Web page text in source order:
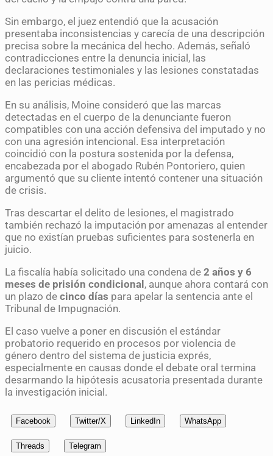
Sin embargo, el juez entendió que la acusación
presentaba inconsistencias y carecía de una descripción
precisa sobre la mecánica del hecho. Además, señaló
contradicciones entre la denuncia inicial, las
declaraciones testimoniales y las lesiones constatadas
en las pericias médicas.
En su análisis, Moine consideró que las marcas
detectadas en el cuerpo de la denunciante fueron
compatibles con una acción defensiva del imputado y no
con una agresión intencional. Esa interpretación
coincidió con la postura sostenida por la defensa,
encabezada por el abogado Rubén Pontoriero, quien
argumentó que su cliente intentó contener una situación
de crisis.
Tras descartar el delito de lesiones, el magistrado
también rechazó la imputación por amenazas al entender
que no existían pruebas suficientes para sostenerla en
juicio.
La fiscalía había solicitado una condena de 2 años y 6
meses de prisión condicional , aunque ahora contará con
un plazo de cinco días para apelar la sentencia ante el
Tribunal de Impugnación.
El caso vuelve a poner en discusión el estándar
probatorio requerido en procesos por violencia de
género dentro del sistema de justicia exprés,
especialmente en causas donde el debate oral termina
desarmando la hipótesis acusatoria presentada durante
la investigación inicial.
Facebook Twitter/X LinkedIn WhatsApp
Threads Telegram